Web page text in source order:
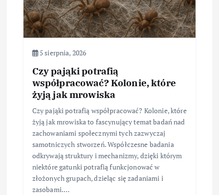
5 sierpnia, 2026
Czy pająki potrafią
współpracować? Kolonie, które
żyją jak mrowiska
Czy pająki potrafią współpracować? Kolonie, które
żyją jak mrowiska to fascynujący temat badań nad
zachowaniami społecznymi tych zazwyczaj
samotniczych stworzeń. Współczesne badania
odkrywają struktury i mechanizmy, dzięki którym
niektóre gatunki potrafią funkcjonować w
złożonych grupach, dzieląc się zadaniami i
zasobami.…